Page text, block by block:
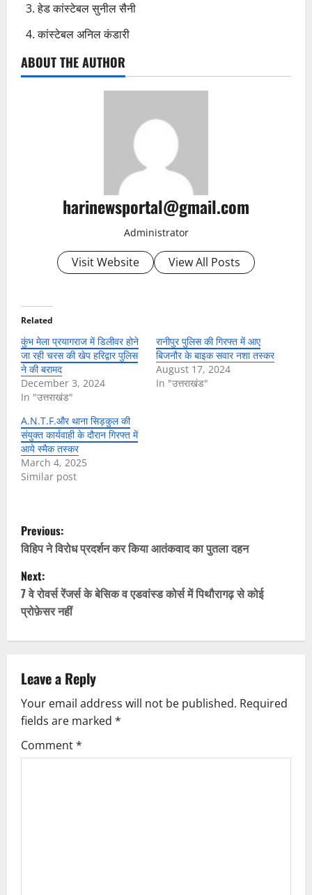
हेड कांस्टेबल सुनील सैनी
कांस्टेबल अनिल कंडारी
ABOUT THE AUTHOR
harinewsportal@gmail.com
Administrator
Visit Website View All Posts
Related
कुंभ मेला प्रयागराज में डिलीवर होने
जा रही चरस की खेप हरिद्वार पुलिस
ने की बरामद
December 3, 2024
In "उत्तराखंड"
रानीपुर पुलिस की गिरफ्त में आए
बिजनौर के बाइक सवार नशा तस्कर
August 17, 2024
In "उत्तराखंड"
A.N.T.F.और थाना सिड़कुल की
संयुक्त कार्यवाही के दौरान गिरफ्त में
आये स्मैक तस्कर
March 4, 2025
Similar post
P
o
s
t
n
a
v
i
g
Previous:
विहिप ने विरोध प्रदर्शन कर किया आतंकवाद का पुतला दहन
Next:
7 वे रोवर्स रेंजर्स के बेसिक व एडवांस्ड कोर्स में पिथौरागढ़ से कोई
प्रोफ़ेसर नहीं
Leave a Reply
Your email address will not be published. Required
fields are marked *
Comment*